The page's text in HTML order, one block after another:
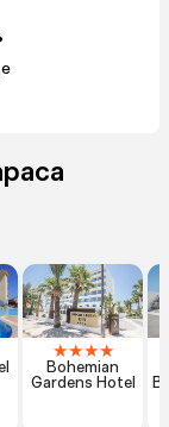
★★★★
Bohemian
Gardens Hotel